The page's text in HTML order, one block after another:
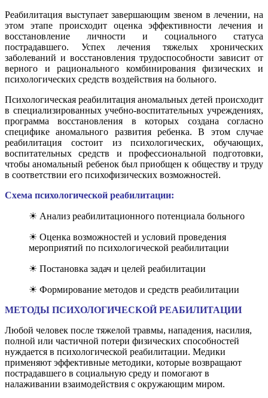
Реабилитация выступает завершающим звеном в лечении, на
этом этапе происходит оценка эффективности лечения и
восстановление личности и социального статуса
пострадавшего. Успех лечения тяжелых хронических
заболеваний и восстановления трудоспособности зависит от
верного и рационального комбинирования физических и
психологических средств воздействия на больного.
Психологическая реабилитация аномальных детей происходит
в специализированных учебно-воспитательных учреждениях,
программа восстановления в которых создана согласно
специфике аномального развития ребенка. В этом случае
реабилитация состоит из психологических, обучающих,
воспитательных средств и профессиональной подготовки,
чтобы аномальный ребенок был приобщен к обществу и труду
в соответствии его психофизических возможностей.
Схема психологической реабилитации:
☀ Анализ реабилитационного потенциала больного
☀ Оценка возможностей и условий проведения
мероприятий по психологической реабилитации
☀ Постановка задач и целей реабилитации
☀ Формирование методов и средств реабилитации
МЕТОДЫ ПСИХОЛОГИЧЕСКОЙ РЕАБИЛИТАЦИИ
Любой человек после тяжелой травмы, нападения, насилия,
полной или частичной потери физических способностей
нуждается в психологической реабилитации. Медики
применяют эффективные методики, которые возвращают
пострадавшего в социальную среду и помогают в
налаживании взаимодействия с окружающим миром.